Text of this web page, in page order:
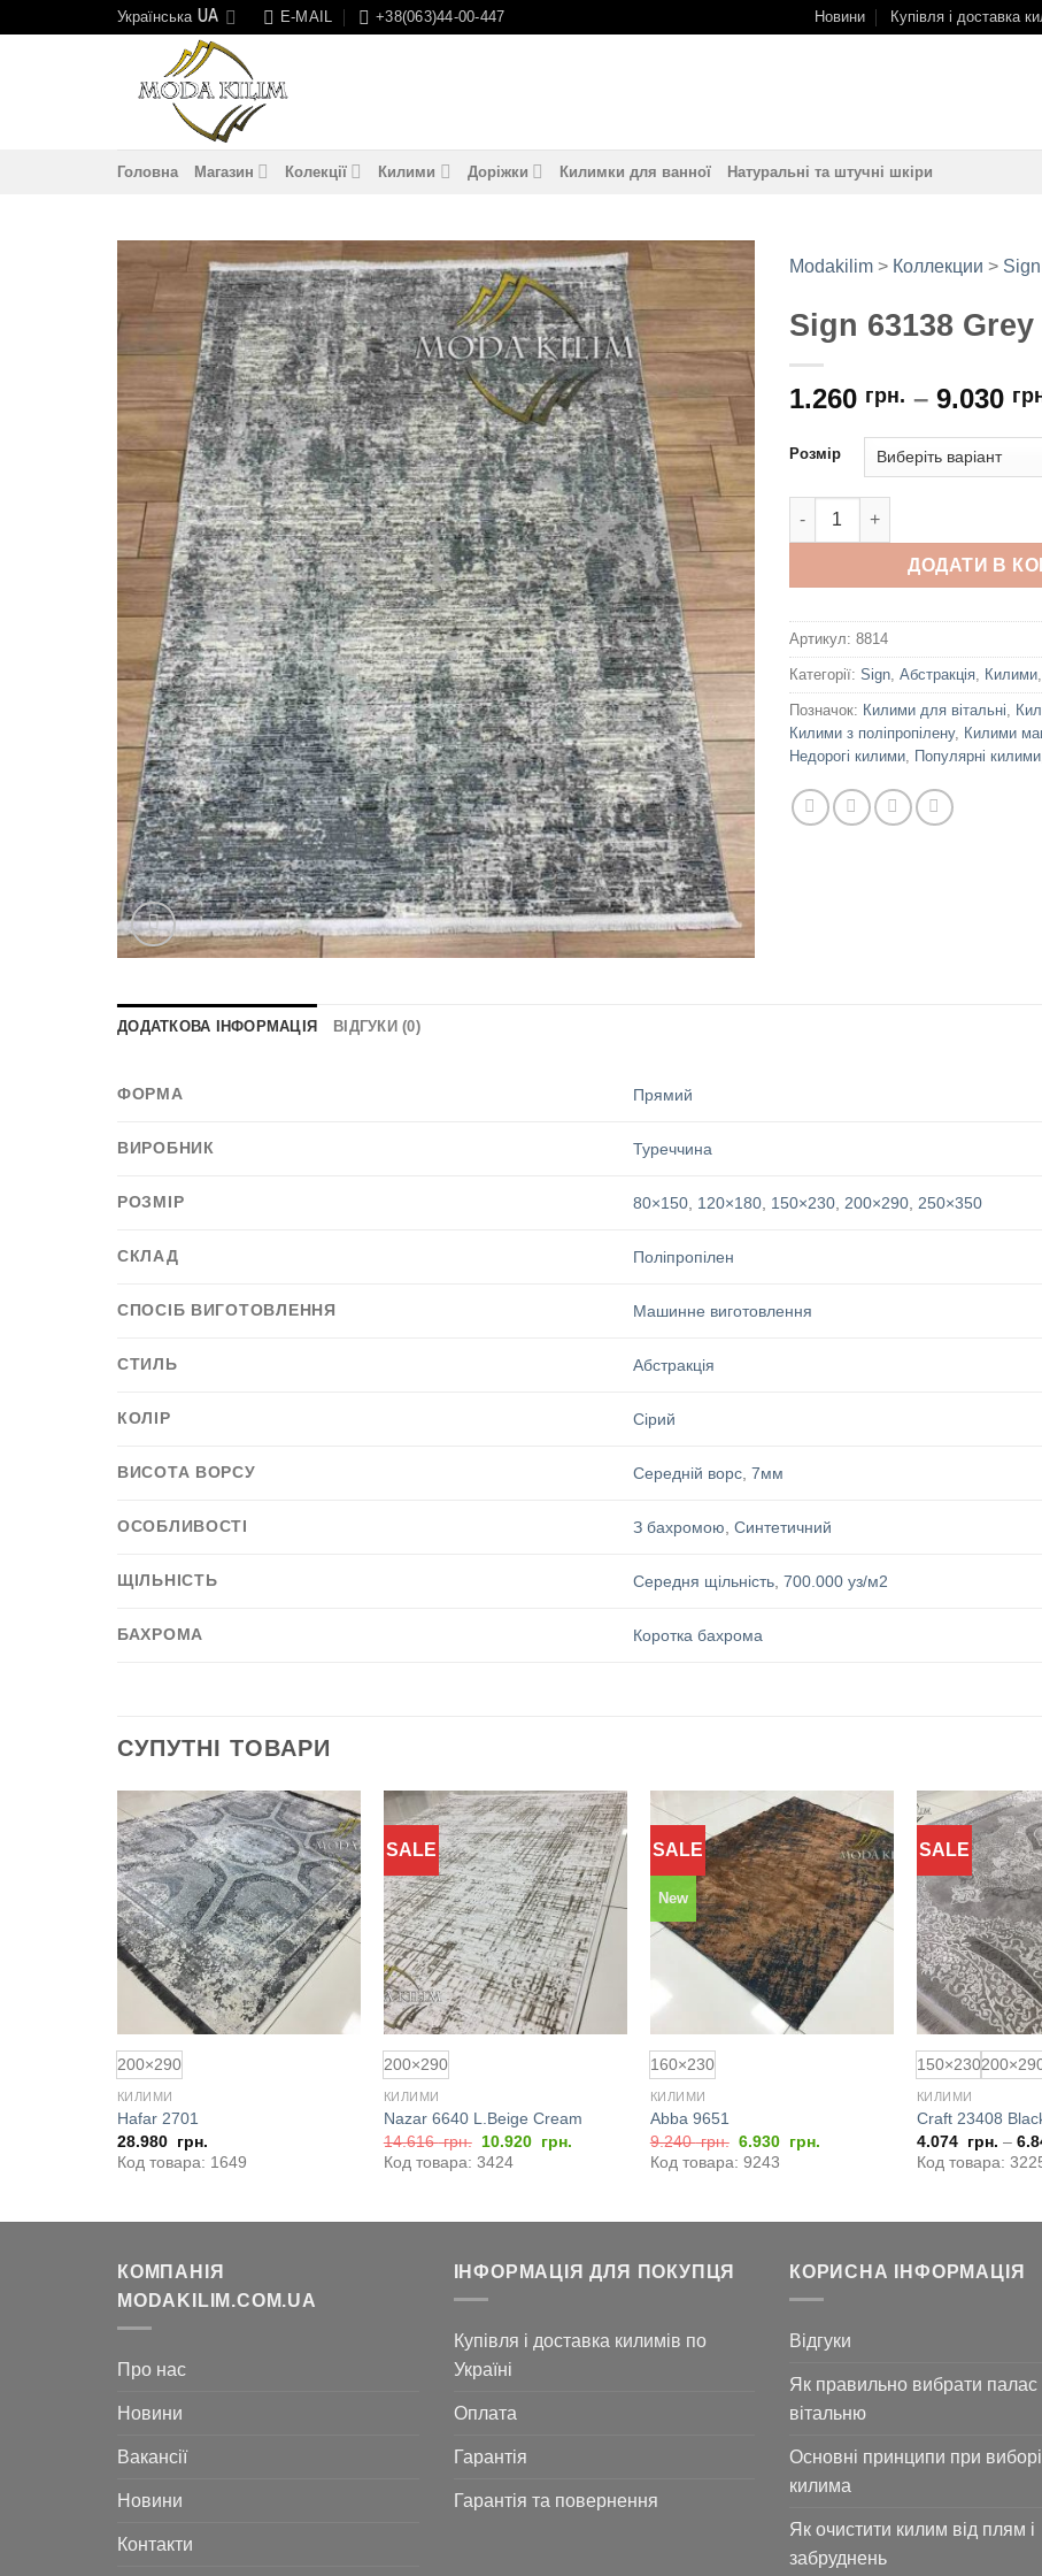
Українська E-MAIL +38(063)44-00-447 Новини Купівля і доставка
Головна Магазин Колекції Килими Доріжки Килимки для ванної Натуральні та штучні шкіри
до
обраного
Modakilim > Коллекции > Sign
Sign 63138 Grey
1.260 грн. – 9.030
Розмір
Sign 63138 Grey кількість
ДОДАТИ В
Артикул: 8814
Категорії: Sign Абстракція Килими
Позначок: Килими для вітальні
Килими з поліпропілену, Килими
Недорогі килими Популярні килими
ДОДАТКОВА ІНФОРМАЦІЯ ВІДГУКИ (0)
ФОРМА Прямий
ВИРОБНИК Туреччина
РОЗМІР 80×150 120×180 150×230 200×290 250×350
СКЛАД Поліпропілен
СПОСІБ ВИГОТОВЛЕННЯ Машинне виготовлення
СТИЛЬ Абстракція
КОЛІР Сірий
ВИСОТА ВОРСУ Середній ворс ,7мм
ОСОБЛИВОСТІ З бахромою ,Синтетичний
ЩІЛЬНІСТЬ Середня щільність ,700.000 уз/м2
БАХРОМА Коротка бахрома
СУПУТНІ ТОВАРИ
Додати
до
обраного
200×290
КИЛИМИ
Hafar 2701
28.980 грн.
Код товара: 1649
SALE
Додати
до
обраного
200×290
КИЛИМИ
Nazar 6640 L.Beige Cream
14.616грн. Оригінальна
ціна:
14.616
10.920 грн.
Код товара: 3424
SALE
New
Додати
до
обраного
160×230
КИЛИМИ
Abba 9651
9.240грн. Оригінальна
ціна:
9.240
6.930 грн.
Код товара: 9243
SALE
150×230
КИЛИМИ
Craft 23408
4.074 грн. –
Код товара:
КОМПАНІЯ
MODAKILIM.COM.UA
Про нас
Новини
Вакансії
Новини
Контакти
ІНФОРМАЦІЯ ДЛЯ ПОКУПЦЯ
Купівля і доставка килимів по
Україні
Оплата
Гарантія
Гарантія та повернення
КОРИСНА ІНФОРМАЦІЯ
Відгуки
Як правильно вибрати палас
вітальню
Основні принципи при виборі
килима
Як очистити килим від плям і
забруднень